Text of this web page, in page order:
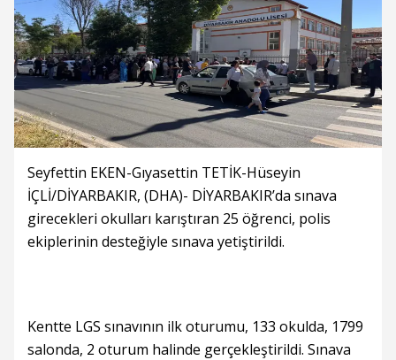
Seyfettin EKEN-Gıyasettin TETİK-Hüseyin
İÇLİ/DİYARBAKIR, (DHA)- DİYARBAKIR’da sınava
girecekleri okulları karıştıran 25 öğrenci, polis
ekiplerinin desteğiyle sınava yetiştirildi.
Kentte LGS sınavının ilk oturumu, 133 okulda, 1799
salonda, 2 oturum halinde gerçekleştirildi. Sınava